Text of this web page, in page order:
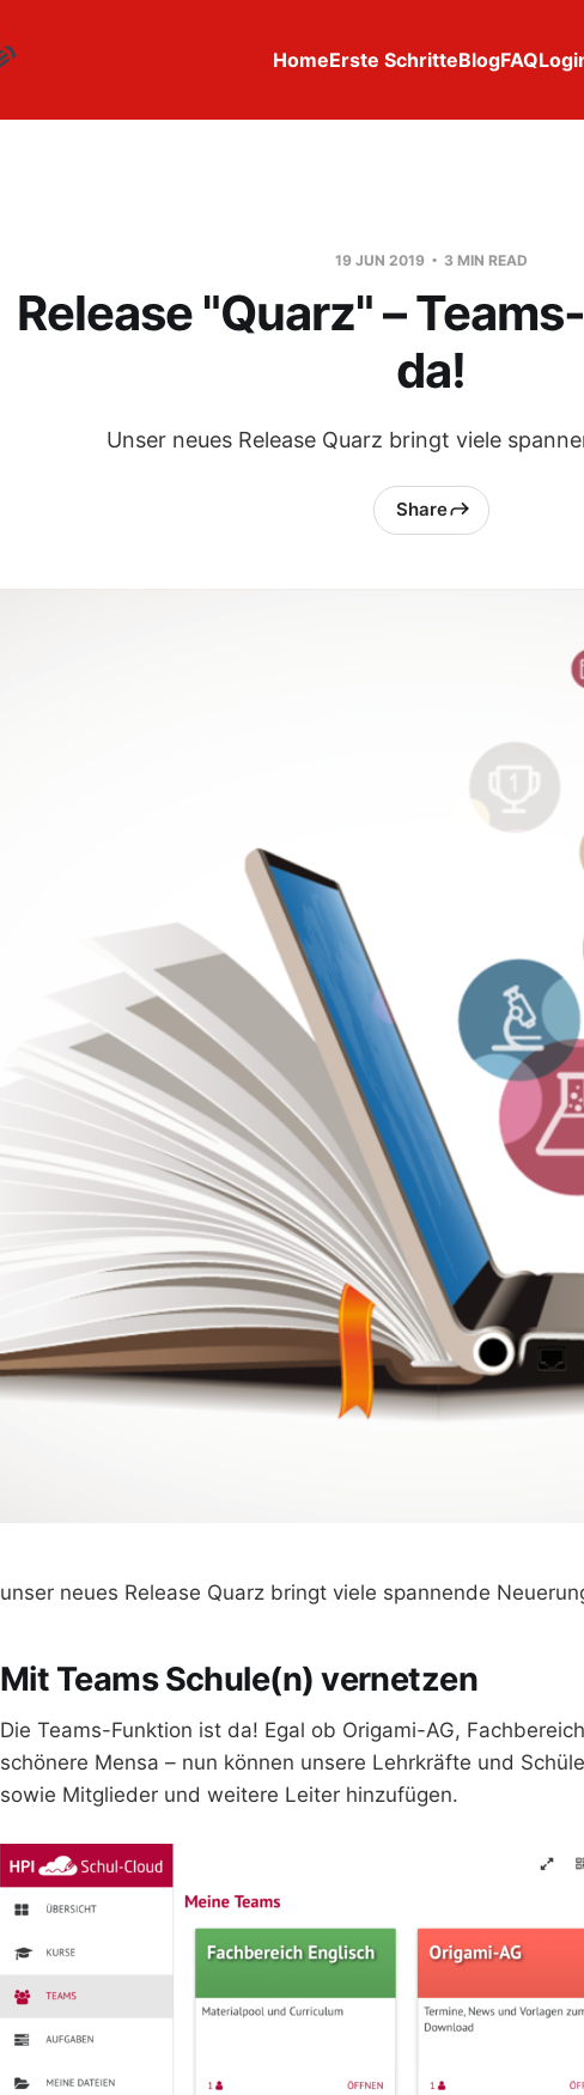
HomeErste SchritteBlogFAQ
19 JUN 2019 3 MIN READ
Release "Quarz" –
da!
Unser neues Release Quarz bringt viele
Share
unser neues Release Quarz bringt viele spannende
Mit Teams Schule(n) vernetzen
Die Teams-Funktion ist da! Egal ob Origami-AG,
schönere Mensa – nun können unsere Lehrkräfte und
sowie Mitglieder und weitere Leiter hinzufügen.